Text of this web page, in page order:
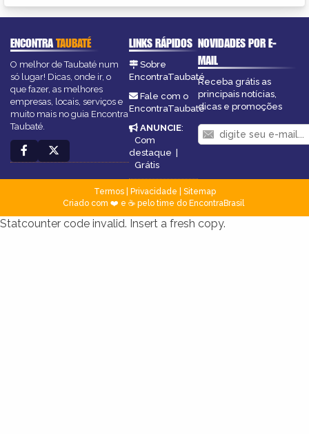
ENCONTRATAUBATÉ
O melhor de Taubaté num
só lugar! Dicas, onde ir, o
que fazer, as melhores
empresas, locais, serviços e
muito mais no guia Encontra
Taubaté.
LINKS RÁPIDOS
Sobre
EncontraTaubaté
Fale com o
EncontraTaubaté
ANUNCIE:
Com
destaque |
Grátis
NOVIDADES POR E-
MAIL
Receba grátis as
principais notícias,
dicas e promoções
Termos| Privacidade
Sitemap
Criado com ❤️ e ☕ pelo time do EncontraBrasil
Statcounter code invalid. Insert a fresh copy.